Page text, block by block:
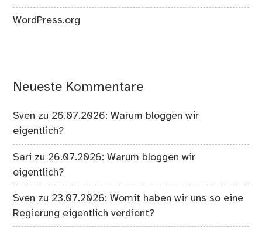
WordPress.org
Neueste Kommentare
Sven zu 26.07.2026: Warum bloggen wir
eigentlich?
Sari zu 26.07.2026: Warum bloggen wir
eigentlich?
Sven zu 23.07.2026: Womit haben wir uns so eine
Regierung eigentlich verdient?